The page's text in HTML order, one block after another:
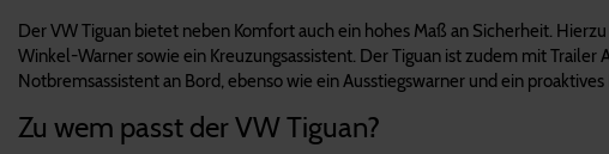
Der VW Tiguan bietet neben Komfort auch ein hohes Maß an Sicherheit.
Winkel-Warner sowie ein Kreuzungsassistent. Der Tiguan ist zudem mit
Notbremsassistent an Bord, ebenso wie ein Ausstiegswarner und ein proaktives
Zu wem passt der VW Tiguan?